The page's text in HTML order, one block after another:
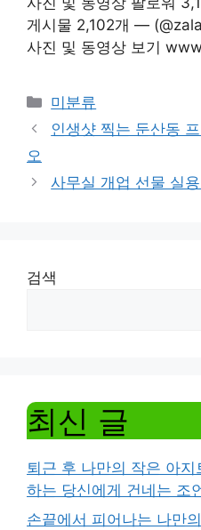
게시물 2,102개 —
사진 및 동영상 보기
Categories
미분류
인생샷 찍는 둔산동
오
사무실 개업 선물 실
검색
최신 글
퇴근 후 나만의 작은 아
하는 당신에게 건네는 조
손끝에서 피어나는 나만